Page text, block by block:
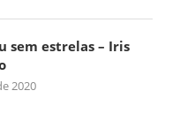
sem estrelas – Iris
2020